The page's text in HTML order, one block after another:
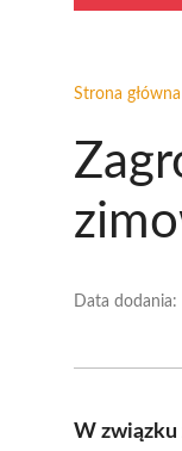
Strona główna
Data dodania:
W związku